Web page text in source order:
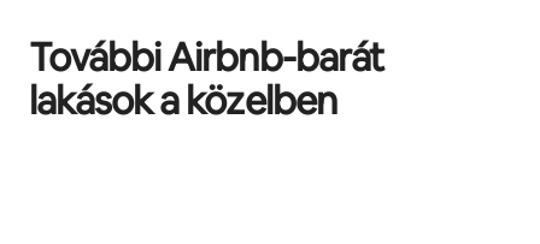
További Airbnb-barát
lakások a közelben